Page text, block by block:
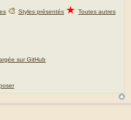
🎨 Styles présentés ★ Toutes autres
sur GitHub